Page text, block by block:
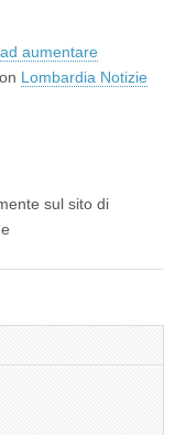
aumentare
Lombardia Notizie
sul sito di